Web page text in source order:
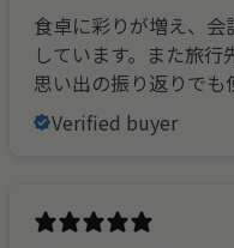
食卓に彩りが増え、
しています。また旅
思い出の振り返りでも
Verified buyer